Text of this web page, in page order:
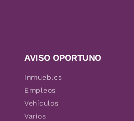
AVISO OPORTUNO
Inmuebles
Empleos
Vehículos
Varios